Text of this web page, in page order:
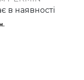
в наявності